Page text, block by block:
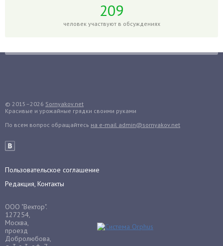
Груши
Дайкон
Декабрист
Денежное дерево
Диффенбахия
Дыня
Ежевика
Ежемалина
209
человек участвуют в обсуждениях
© 2015–2026 Sornyakov.net
Красивые и урожайные грядки своими руками
По всем вопрос обращайтесь на e-mail admin@sornyakov.net
Пользовательское соглашение
Редакция, Контакты
ООО "Вектор".
127254,
Москва,
проезд
Добролюбова,